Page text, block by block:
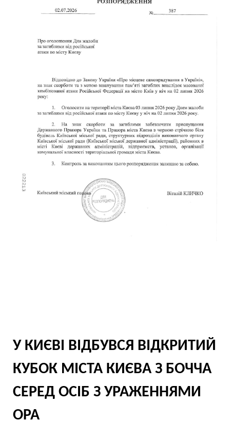
У КИЄВІ ВІДБУВСЯ ВІДКРИТИЙ
КУБОК МІСТА КИЄВА З БОЧЧА
СЕРЕД ОСІБ З УРАЖЕННЯМИ
OPA